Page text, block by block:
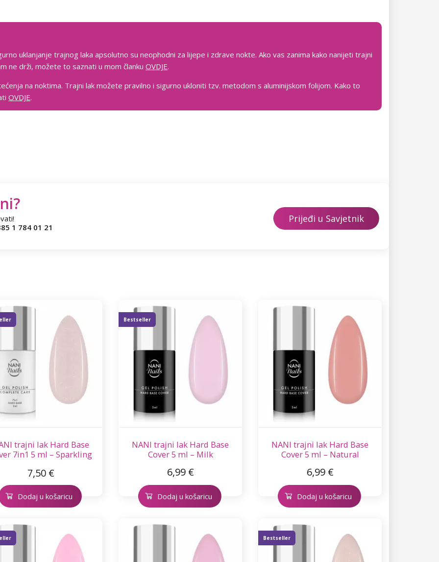
uklanjanje trajnog laka apsolutno su neophodni za lijepe i zdrave nokte. Ako vas zanima kako nanijeti trajni
ne drži, možete to saznati u mom članku OVDJE.
na noktima. Trajni lak možete pravilno i sigurno ukloniti tzv. metodom s aluminijskom folijom. Kako to
OVDJE.
1 784 01 21
Prijeđi u Savjetnik
trajni lak Hard Base
7in1 5 ml – Sparkling
7,50 €
Dodaj u košaricu
NANI trajni lak Hard Base
Cover 5 ml – Milk
6,99 €
Bestseller
Dodaj u košaricu
NANI trajni lak Hard Base
Cover 5 ml – Natural
6,99 €
Dodaj u košaricu
Bestseller